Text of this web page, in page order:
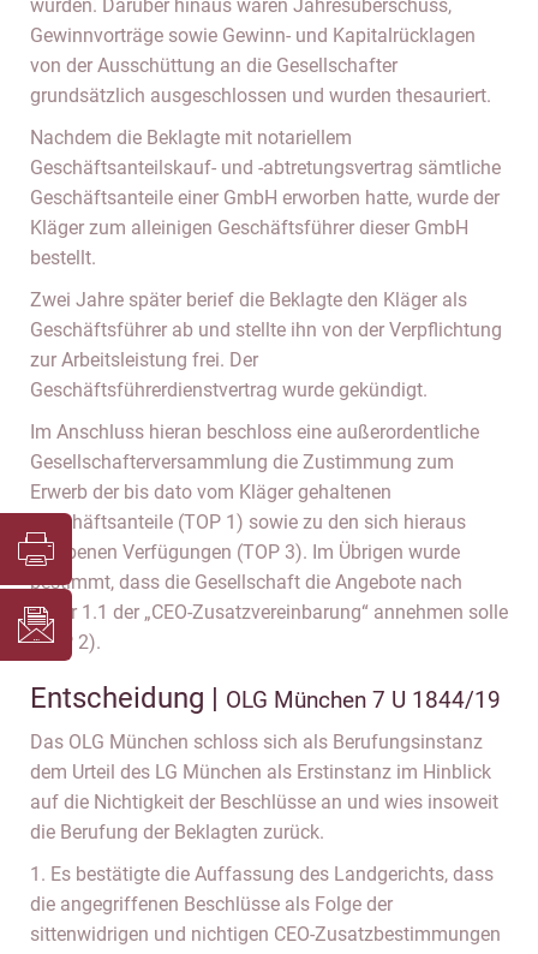
würden. Darüber hinaus waren Jahresüberschuss,
Gewinnvorträge sowie Gewinn- und Kapitalrücklagen
von der Ausschüttung an die Gesellschafter
grundsätzlich ausgeschlossen und wurden thesauriert.
Nachdem die Beklagte mit notariellem
Geschäftsanteilskauf- und -abtretungsvertrag sämtliche
Geschäftsanteile einer GmbH erworben hatte, wurde der
Kläger zum alleinigen Geschäftsführer dieser GmbH
bestellt.
Zwei Jahre später berief die Beklagte den Kläger als
Geschäftsführer ab und stellte ihn von der Verpflichtung
zur Arbeitsleistung frei. Der
Geschäftsführerdienstvertrag wurde gekündigt.
Im Anschluss hieran beschloss eine außerordentliche
Gesellschafterversammlung die Zustimmung zum
Erwerb der bis dato vom Kläger gehaltenen
Geschäftsanteile (TOP 1) sowie zu den sich hieraus
ergebenen Verfügungen (TOP 3). Im Übrigen wurde
bestimmt, dass die Gesellschaft die Angebote nach
Ziffer 1.1 der „CEO-Zusatzvereinbarung“ annehmen solle
(TOP 2).
Entscheidung | OLG München 7 U 1844/19
Das OLG München schloss sich als Berufungsinstanz
dem Urteil des LG München als Erstinstanz im Hinblick
auf die Nichtigkeit der Beschlüsse an und wies insoweit
die Berufung der Beklagten zurück.
1. Es bestätigte die Auffassung des Landgerichts, dass
die angegriffenen Beschlüsse als Folge der
sittenwidrigen und nichtigen CEO-Zusatzbestimmungen